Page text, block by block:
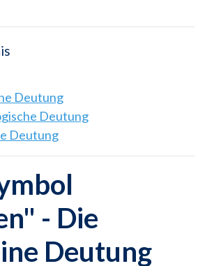
Deutung
Deutung
Deutung
- Die
Deutung